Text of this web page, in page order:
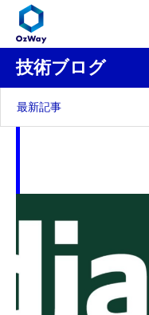
技術ブログ
最新記事